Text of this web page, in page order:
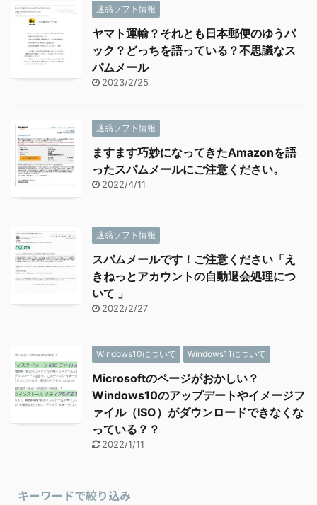
迷惑ソフト情報
ヤマト運輸？それとも日本郵便のゆうパ
ック？どっちを語っている？不思議なス
パムメール
2023/2/25
迷惑ソフト情報
ますます巧妙になってきたAmazonを語
ったスパムメールにご注意ください。
2022/4/11
迷惑ソフト情報
スパムメールです！ご注意ください「え
きねっとアカウントの自動退会処理につ
いて 」
2022/2/27
Windows10について Windows11について
Microsoftのページがおかしい？
Windows10のアップデートやイメージフ
ァイル（ISO）がダウンロードできなくな
っている？？
2022/1/11
キーワードで絞り込み